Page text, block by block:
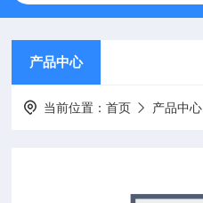
产品中心
当前位置：首页 产品中心